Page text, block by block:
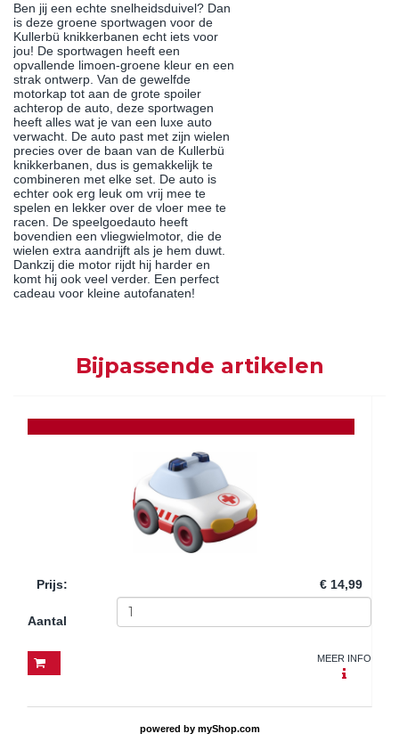
Ben jij een echte snelheidsduivel? Dan
is deze groene sportwagen voor de
Kullerbü knikkerbanen echt iets voor
jou! De sportwagen heeft een
opvallende limoen-groene kleur en een
strak ontwerp. Van de gewelfde
motorkap tot aan de grote spoiler
achterop de auto, deze sportwagen
heeft alles wat je van een luxe auto
verwacht. De auto past met zijn wielen
precies over de baan van de Kullerbü
knikkerbanen, dus is gemakkelijk te
combineren met elke set. De auto is
echter ook erg leuk om vrij mee te
spelen en lekker over de vloer mee te
racen. De speelgoedauto heeft
bovendien een vliegwielmotor, die de
wielen extra aandrijft als je hem duwt.
Dankzij die motor rijdt hij harder en
komt hij ook veel verder. Een perfect
cadeau voor kleine autofanaten!
Bijpassende artikelen
Prijs: € 14,99
Aantal
MEER INFO
powered by myShop.com